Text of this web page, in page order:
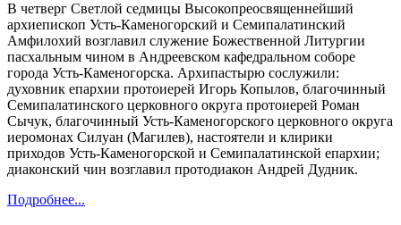
В четверг Светлой седмицы Высокопреосвященнейший
архиепископ Усть-Каменогорский и Семипалатинский
Амфилохий возглавил служение Божественной Литургии
пасхальным чином в Андреевском кафедральном соборе
города Усть-Каменогорска. Архипастырю сослужили:
духовник епархии протоиерей Игорь Копылов, благочинный
Семипалатинского церковного округа протоиерей Роман
Сычук, благочинный Усть-Каменогорского церковного округа
иеромонах Силуан (Магилев), настоятели и клирики
приходов Усть-Каменогорской и Семипалатинской епархии;
диаконский чин возглавил протодиакон Андрей Дудник.
Подробнее...